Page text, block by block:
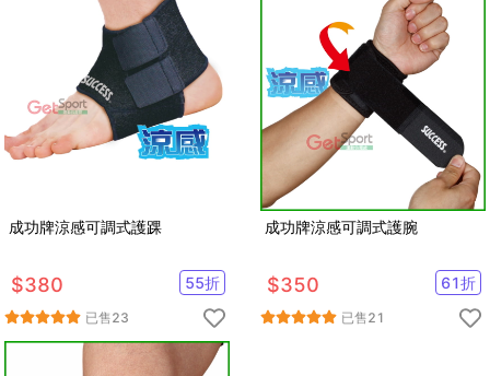
成功牌涼感可調式護踝
$380 55折
已售23
成功牌涼感可調式護腕
$350 61折
已售21